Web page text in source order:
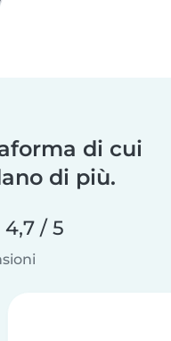
di cui
di più.
4,7 / 5